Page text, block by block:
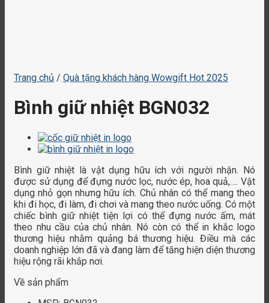
Trang chủ / Quà tặng khách hàng Wowgift Hot 2025
Bình giữ nhiệt BGN032
Bình giữ nhiệt là vật dụng hữu ích với người nhận. Nó
được sử dụng để đựng nước lọc, nước ép, hoa quả,…. Vật
dụng nhỏ gọn nhưng hữu ích. Chủ nhân có thể mang theo
khi đi học, đi làm, đi chơi và mang theo nước uống. Có một
chiếc bình giữ nhiệt tiện lợi có thể đựng nước ấm, mát
theo nhu cầu của chủ nhân. Nó còn có thể in khắc logo
thương hiệu nhằm quảng bá thương hiệu. Điều mà các
doanh nghiệp lớn đã và đang làm để tăng hiện diện thương
hiệu rộng rãi khắp nơi.
Về sản phẩm